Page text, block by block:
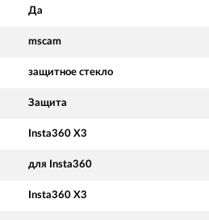
Да
mscam
защитное стекло
Защита
Insta360 X3
для Insta360
Insta360 X3